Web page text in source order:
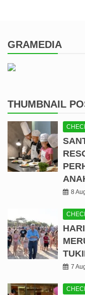
GRAMEDIA
THUMBNAIL
8
7